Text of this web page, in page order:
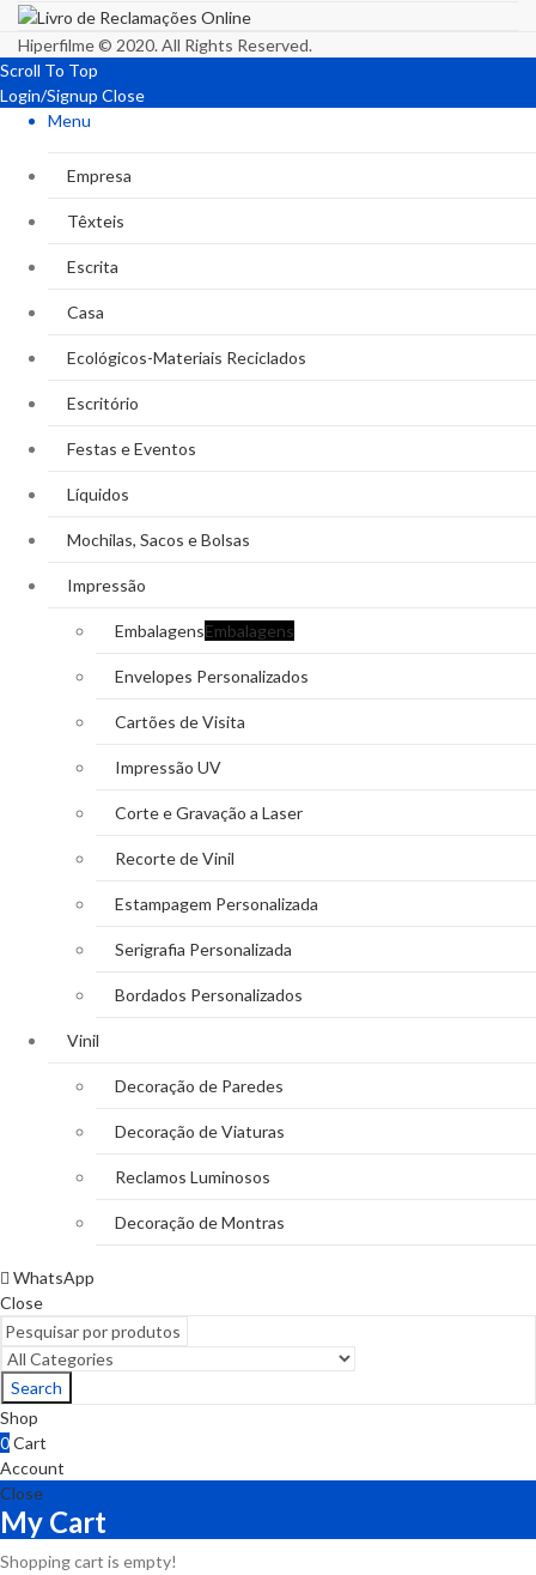
Hiperfilme © 2020. All Rights Reserved.
Scroll To Top
Login/Signup Close
Menu
Empresa
Têxteis
Escrita
Casa
Ecológicos-Materiais Reciclados
Escritório
Festas e Eventos
Líquidos
Mochilas, Sacos e Bolsas
Impressão
EmbalagensEmbalagens
Envelopes Personalizados
Cartões de Visita
Impressão UV
Corte e Gravação a Laser
Recorte de Vinil
Estampagem Personalizada
Serigrafia Personalizada
Bordados Personalizados
Vinil
Decoração de Paredes
Decoração de Viaturas
Reclamos Luminosos
Decoração de Montras
WhatsApp
Close
Search
Shop
0Cart
Account
Close
My Cart
Shopping cart is empty!